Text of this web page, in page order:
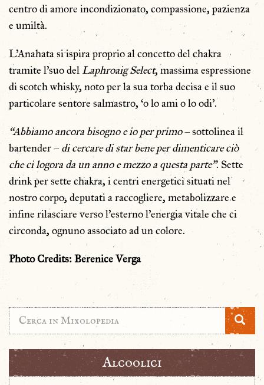
centro di amore incondizionato, compassione, pazienza
e umiltà.
L’Anahata si ispira proprio al concetto del chakra
tramite l’suo del Laphroaig Select, massima espressione
di scotch whisky, noto per la sua torba decisa e il suo
particolare sentore salmastro, ‘o lo ami o lo odi’.
“Abbiamo ancora bisogno e io per primo– sottolinea il
bartender –di cercare di star bene per dimenticare ciò
che ci logora da un anno e mezzo a questa parte”. Sette
drink per sette chakra, i centri energetici situati nel
nostro corpo, deputati a raccogliere, metabolizzare e
infine rilasciare verso l’esterno l’energia vitale che ci
circonda, ognuno associato ad un colore.
Photo Credits: Berenice Verga
Alcoolici